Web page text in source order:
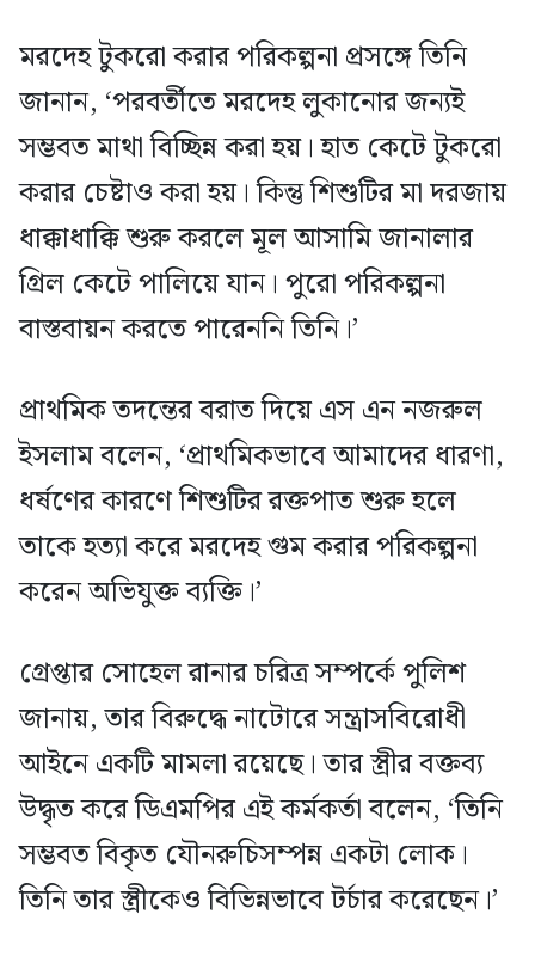
মরদেহ টুকরো করার পরিকল্পনা প্রসঙ্গে তিনি
জানান, ‘পরবর্তীতে মরদেহ লুকানোর জন্যই
সম্ভবত মাথা বিচ্ছিন্ন করা হয়। হাত কেটে টুকরো
করার চেষ্টাও করা হয়। কিন্তু শিশুটির মা দরজায়
ধাক্কাধাক্কি শুরু করলে মূল আসামি জানালার
গ্রিল কেটে পালিয়ে যান। পুরো পরিকল্পনা
বাস্তবায়ন করতে পারেননি তিনি।’
প্রাথমিক তদন্তের বরাত দিয়ে এস এন নজরুল
ইসলাম বলেন, ‘প্রাথমিকভাবে আমাদের ধারণা,
ধর্ষণের কারণে শিশুটির রক্তপাত শুরু হলে
তাকে হত্যা করে মরদেহ গুম করার পরিকল্পনা
করেন অভিযুক্ত ব্যক্তি।’
গ্রেপ্তার সোহেল রানার চরিত্র সম্পর্কে পুলিশ
জানায়, তার বিরুদ্ধে নাটোরে সন্ত্রাসবিরোধী
আইনে একটি মামলা রয়েছে। তার স্ত্রীর বক্তব্য
উদ্ধৃত করে ডিএমপির এই কর্মকর্তা বলেন, ‘তিনি
সম্ভবত বিকৃত যৌনরুচিসম্পন্ন একটা লোক।
তিনি তার স্ত্রীকেও বিভিন্নভাবে টর্চার করেছেন।’